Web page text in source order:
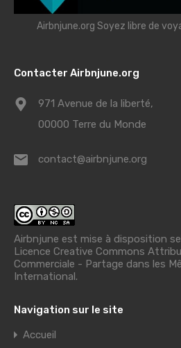
Airbnjune.org Soyez libre de
Contacter Airbnjune.org
971 Avenue de la liberté,
00000 Terre du Monde
contact@airbnjune.org
Airbnjune est mise à disposition
Licence Creative Commons
Commerciale - Partage dans les
International.
Navigation sur le site
Accueil